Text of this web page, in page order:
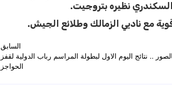
نظيره بتروجيت.
مع ناديي الزمالك وطلائع الجيش.
السابق
.. نتائج اليوم الاول لبطولة المراسم رباب الدولية لقفز
الحواجز